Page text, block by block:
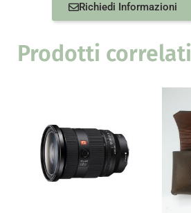
Richiedi Informazioni
Prodotti correlati